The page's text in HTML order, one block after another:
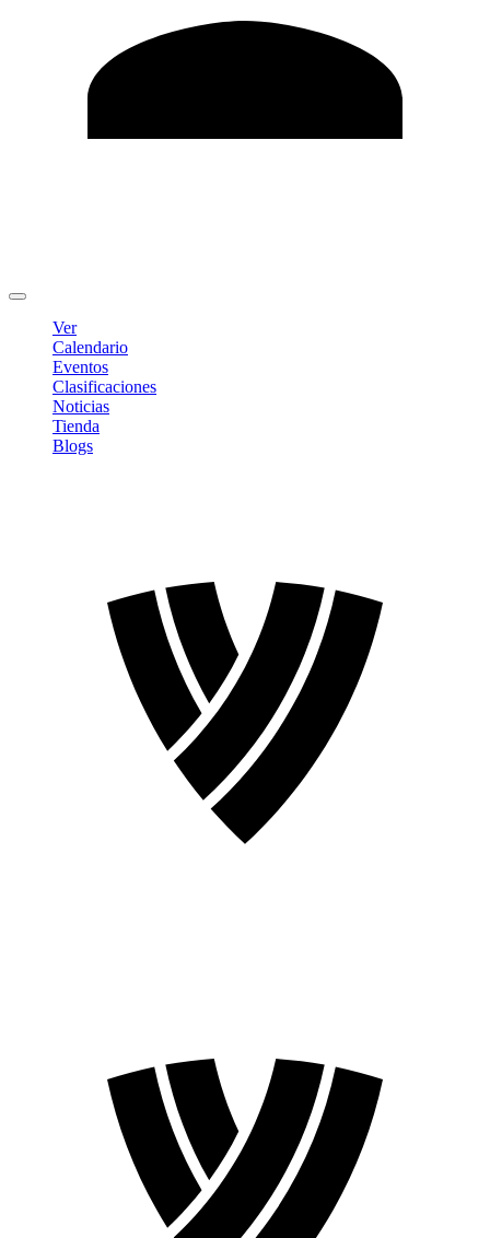
Ver
Calendario
Eventos
Clasificaciones
Noticias
Tienda
Blogs